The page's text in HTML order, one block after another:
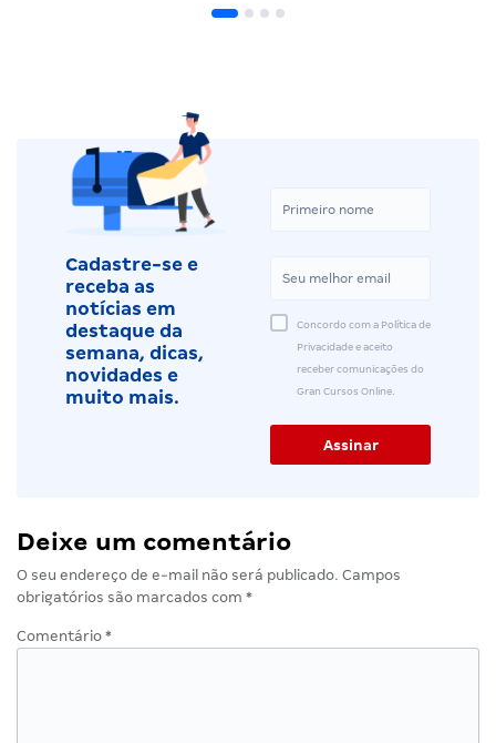
Cadastre-se e
receba as
notícias em
destaque da
semana, dicas,
novidades e
muito mais.
Concordo com a Política de
Privacidade e aceito
receber comunicações do
Gran Cursos Online.
Deixe um comentário
O seu endereço de e-mail não será publicado. Campos
obrigatórios são marcados com *
Comentário *